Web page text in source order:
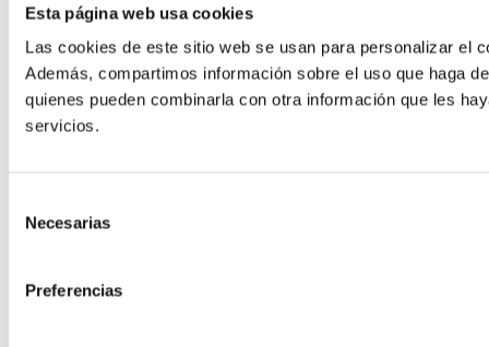
Esta página web usa cookies
Las cookies de este sitio web se usan para personalizar el
Además, compartimos información sobre el uso que haga
quienes pueden combinarla con otra información que les
servicios.
Necesarias
Preferencias